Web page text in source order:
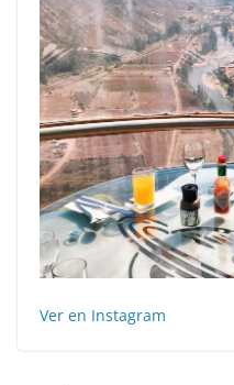
Ver en Instagram